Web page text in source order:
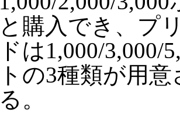
と購入でき、プ
ドは1,000/3,000/
トの3種類が用
る。